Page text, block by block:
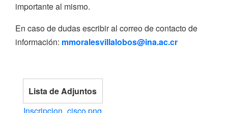
importante al mismo.
En caso de dudas escribir al correo de contacto de
información: mmoralesvillalobos@ina.ac.cr
Lista de Adjuntos